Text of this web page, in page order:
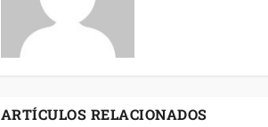
ARTÍCULOS RELACIONADOS